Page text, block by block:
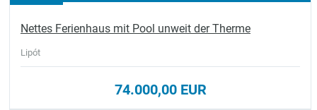
Nettes Ferienhaus mit Pool unweit der Therme
Lipót
74.000,00 EUR